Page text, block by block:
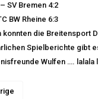
SV Bremen 4:2
BW Rheine 6:3
konnten die Breitensport
Spielberichte gibt
Wulfen …. lalala